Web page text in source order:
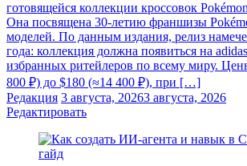
готовящейся коллекции кроссовок
Она посвящена 30-летию франшизы
моделей. По данным издания, релиз
года: коллекция должна появиться на
избранных ритейлеров по всему миру.
800 ₽) до $180 (≈14 400 ₽), при […]
Редакция 3 августа, 20263 августа, 2026
Редактировать